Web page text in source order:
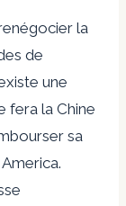
la
de
une
fera la Chine
sa